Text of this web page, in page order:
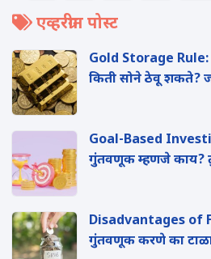
एव्हरग्रीन पोस्ट
Gold Storage Rule:
किती सोने ठेवू शकते?
Goal-Based
गुंतवणूक म्हणजे काय?
Disadvantages of
गुंतवणूक करणे का